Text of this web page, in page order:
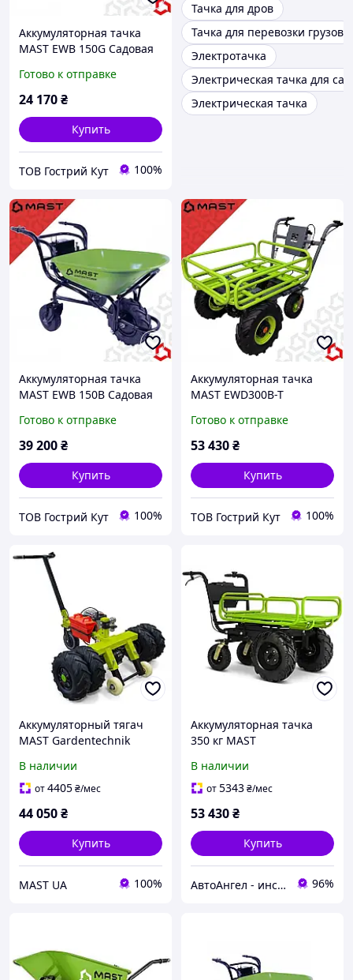
Аккумуляторная тачка
MAST EWB 150G Садовая
тачка
Готово к отправке
24 170₴
Купить
ТОВ Гострий Кут 100%
Тачка для дров
Тачка для перевозки грузов
Электротачка
Электрическая тачка для
Электрическая тачка
Аккумуляторная тачка
MAST EWB 150B Садовая
Готово к отправке
39 200₴
Купить
ТОВ Гострий Кут 100%
Аккумуляторная тачка
MAST EWD300B-T
Готово к отправке
53 430₴
Купить
ТОВ Гострий Кут 100%
Аккумуляторный тягач
MAST Gardentechnik
В наличии
от4405₴/мес
44 050₴
Купить
MAST UA 100%
Аккумуляторная тачка
350 кг MAST
В наличии
от5343₴/мес
53 430₴
Купить
АвтоАнгел - инструменты и оборудование для СТО, расходные материалы, товары для дома и сада 96%